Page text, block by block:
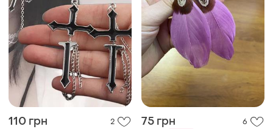
110 грн 2 75 грн 6